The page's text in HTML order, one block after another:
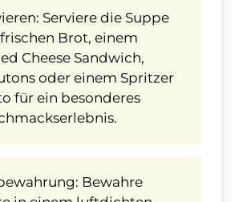
Serviere die Suppe
Brot, einem
Cheese Sandwich,
oder einem Spritzer
für ein besonderes
Bewahre